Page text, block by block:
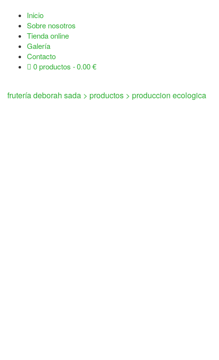
Inicio
Sobre nosotros
Tienda online
Galería
Contacto
0 productos
0.00 €
frutería deborah sada > productos > produccion ecologica